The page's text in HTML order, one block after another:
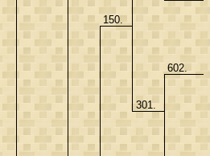
150.
301.
602.